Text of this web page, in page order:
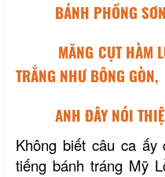
BÁNH PHỒNG
MĂNG CỤT HÀM
TRẮNG NHƯ BÔNG GÒN,
ANH ĐÂY NÓI THIỆT
Không biết câu ca
tiếng bánh tráng Mỹ